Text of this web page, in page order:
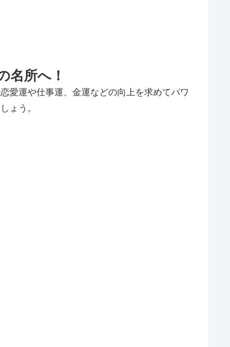
名所へ！
愛運や仕事運、金運などの向上を求めてパワ
ょう。